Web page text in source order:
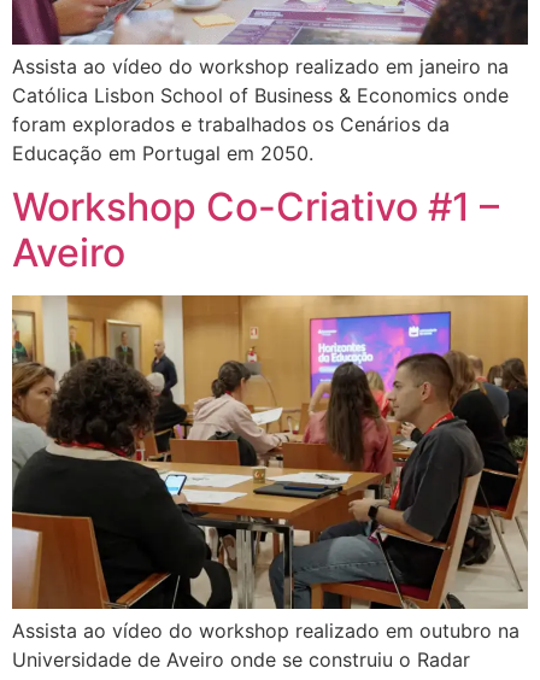
Assista ao vídeo do workshop realizado em janeiro na
Católica Lisbon School of Business & Economics onde
foram explorados e trabalhados os Cenários da
Educação em Portugal em 2050.
Workshop Co-Criativo #1 –
Aveiro
Assista ao vídeo do workshop realizado em outubro na
Universidade de Aveiro onde se construiu o Radar